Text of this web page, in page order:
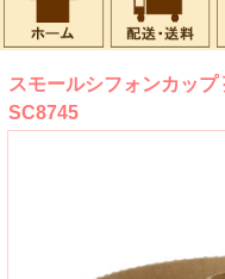
スモールシフォンカップ
SC8745